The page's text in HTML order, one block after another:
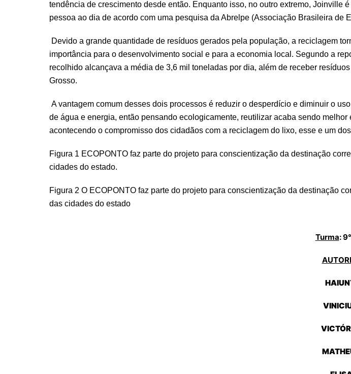
tendência de crescimento desde então. Enquanto isso, no outro extremo, Joinville
pessoa ao dia de acordo com uma pesquisa da Abrelpe (Associação Brasileira de
Devido a grande quantidade de resíduos gerados pela população, a reciclagem
importância para o desenvolvimento social e para a economia local. Segundo a
recolhido alcançava a média de 3,6 mil toneladas por dia, além de receber
Grosso.
A vantagem comum desses dois processos é reduzir o desperdício e diminuir o
de água e energia, então pensando ecologicamente, reutilizar acaba sendo
acontecendo o compromisso dos cidadãos com a reciclagem do lixo, esse e um
Figura 1 ECOPONTO faz parte do projeto para conscientização da destinação
cidades do estado.
Figura 2 O ECOPONTO faz parte do projeto para conscientização da destinação
das cidades do estado
Turma: